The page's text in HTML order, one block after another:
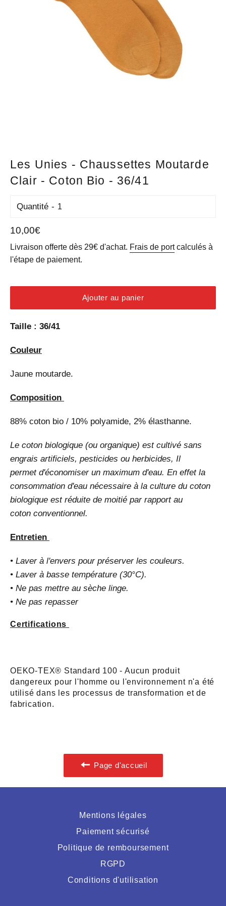
Les Unies - Chaussettes Moutarde
Clair - Coton Bio - 36/41
Quantité
Prix
régulier
10,00€
Livraison offerte dès 29€ d'achat. Frais de portcalculés à
l'étape de paiement.
Ajouter au panier
Taille : 36/41
Couleur
Jaune moutarde.
Composition
88% coton bio / 10% polyamide, 2% élasthanne.
Le coton biologique (ou organique) est cultivé sans
engrais artificiels, pesticides ou herbicides, Il
permet d'économiser un maximum d'eau. En effet la
consommation d'eau nécessaire à la culture du coton
biologique est réduite de moitié par rapport au
coton conventionnel.
Entretien
• Laver à l'envers pour préserver les couleurs.
• Laver à basse température (30°C).
• Ne pas mettre au sèche linge.
• Ne pas repasser
Certifications
OEKO-TEX® Standard 100 - Aucun produit
dangereux pour l'homme ou l'environnement n'a été
utilisé dans les processus de transformation et de
fabrication.
Page d'accueil
Mentions légales
Paiement sécurisé
Politique de remboursement
RGPD
Conditions d'utilisation